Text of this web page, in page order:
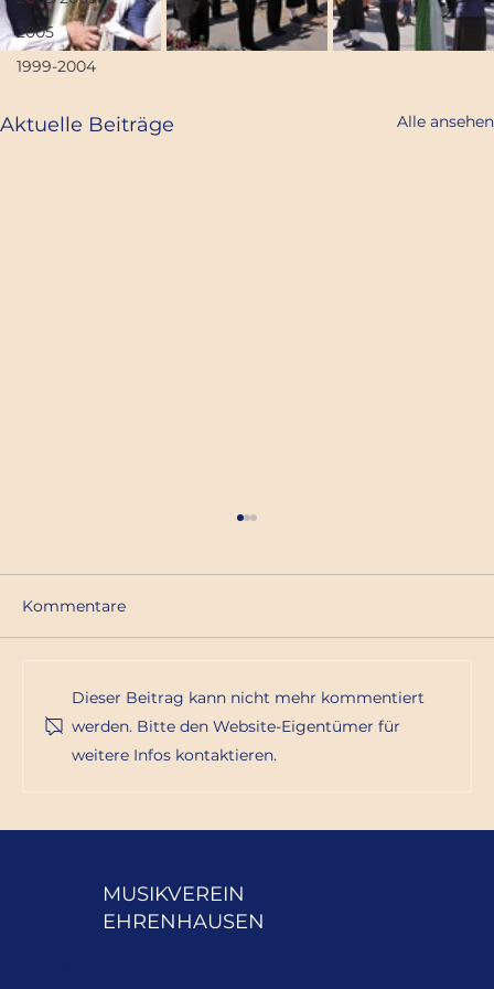
2005
1999-2004
Aktuelle Beiträge Alle ansehen
Proben für die Marschwertung
Kommentare
Dieser Beitrag kann nicht mehr kommentiert
werden. Bitte den Website-Eigentümer für
weitere Infos kontaktieren.
MUSIKVEREIN
EHRENHAUSEN